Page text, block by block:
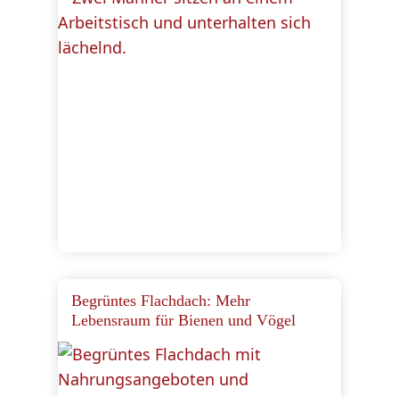
Begrüntes Flachdach: Mehr
Lebensraum für Bienen und Vögel